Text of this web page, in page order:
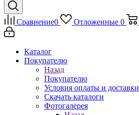
Сравнение0 Отложенные 0
Каталог
Покупателю
Назад
Покупателю
Условия оплаты и доставки
Скачать каталоги
Фотогалерея